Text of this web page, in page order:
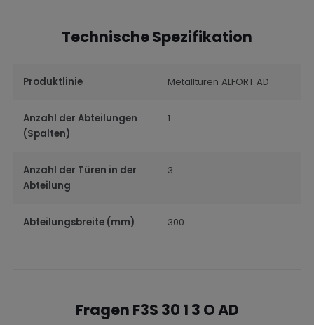
Technische Spezifikation
Produktlinie Metalltüren ALFORT AD
Anzahl der Abteilungen
(Spalten)
1
Anzahl der Türen in der
Abteilung
3
Abteilungsbreite (mm) 300
Fragen F3S 30 1 3 O AD